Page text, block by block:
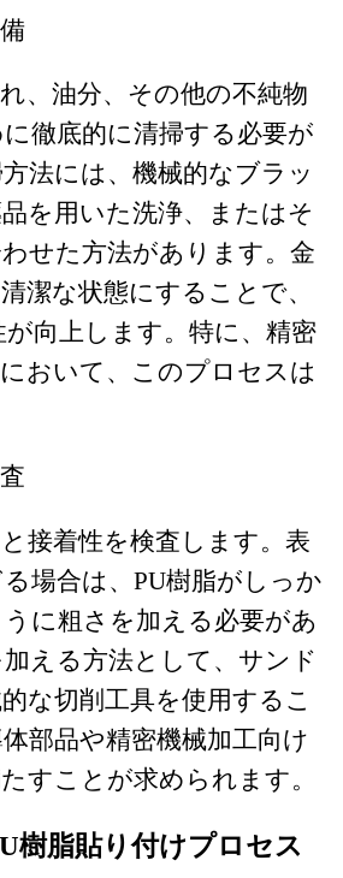
、油分、その他の不純物
徹底的に清掃する必要が
法には、機械的なブラッ
を用いた洗浄、またはそ
せた方法があります。金
潔な状態にすることで、
が向上します。特に、精密
おいて、このプロセスは
接着性を検査します。表
場合は、PU樹脂がしっか
に粗さを加える必要があ
える方法として、サンド
な切削工具を使用するこ
部品や精密機械加工向け
すことが求められます。
樹脂貼り付けプロセス